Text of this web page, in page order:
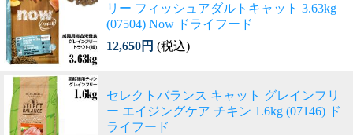
リー フィッシュアダルトキャット 3.63kg
(07504) Now ドライフード
12,650円 (税込)
セレクトバランス キャット グレインフリ
ー エイジングケア チキン 1.6kg (07146) ド
ライフード